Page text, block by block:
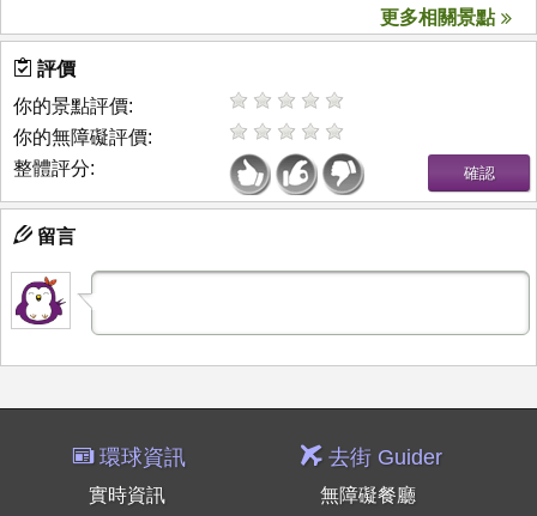
更多相關景點
評價
你的景點評價:
你的無障礙評價:
整體評分:
留言
環球資訊
實時資訊
去街 Guider
無障礙餐廳